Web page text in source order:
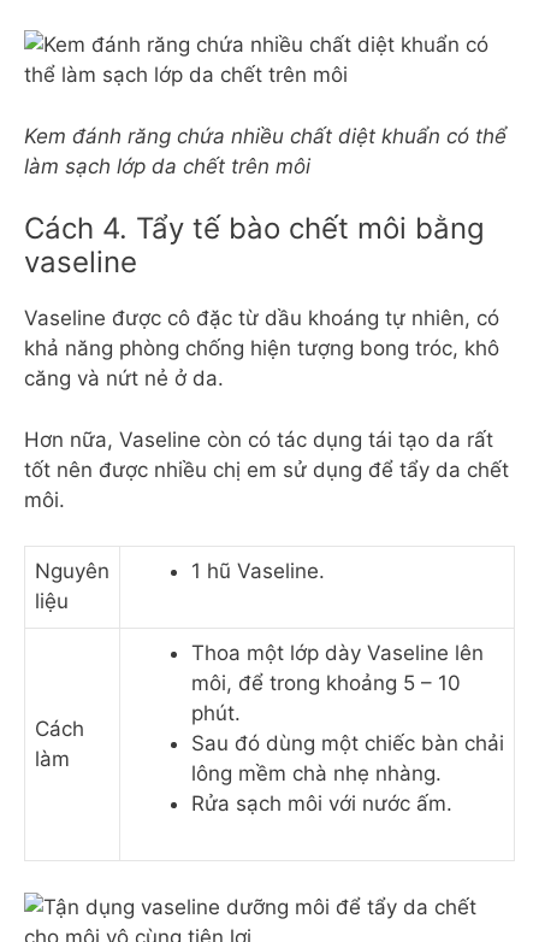
Kem đánh răng chứa nhiều chất diệt khuẩn có thể
làm sạch lớp da chết trên môi
Cách 4. Tẩy tế bào chết môi bằng
vaseline
Vaseline được cô đặc từ dầu khoáng tự nhiên, có
khả năng phòng chống hiện tượng bong tróc, khô
căng và nứt nẻ ở da.
Hơn nữa, Vaseline còn có tác dụng tái tạo da rất
tốt nên được nhiều chị em sử dụng để tẩy da chết
môi.
Nguyên
liệu
1 hũ Vaseline.
Cách
làm
Thoa một lớp dày Vaseline lên
môi, để trong khoảng 5 – 10
phút.
Sau đó dùng một chiếc bàn chải
lông mềm chà nhẹ nhàng.
Rửa sạch môi với nước ấm.